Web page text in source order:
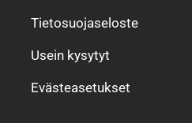
Tietosuojaseloste
Usein kysytyt
Evästeasetukset